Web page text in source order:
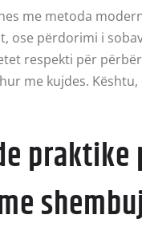
me metoda
ose përdorimi i
respekti për
me kujdes.
praktike